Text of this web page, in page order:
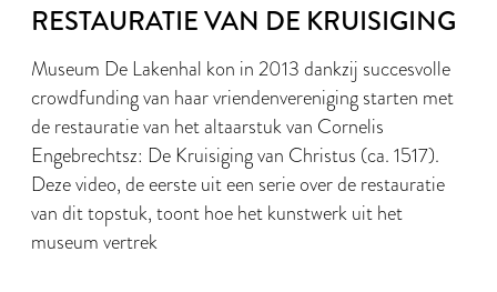
RESTAURATIE VAN DE KRUISIGING
Museum De Lakenhal kon in 2013 dankzij succesvolle
crowdfunding van haar vriendenvereniging starten met
de restauratie van het altaarstuk van Cornelis
Engebrechtsz: De Kruisiging van Christus (ca. 1517).
Deze video, de eerste uit een serie over de restauratie
van dit topstuk, toont hoe het kunstwerk uit het
museum vertrek